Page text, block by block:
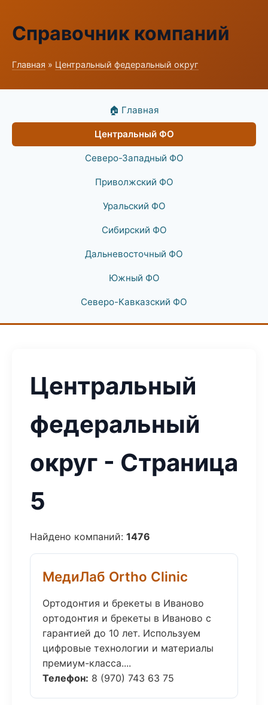
Справочник компаний
Главная » Центральный федеральный округ
🏠 Главная
Центральный ФО
Северо-Западный ФО
Приволжский ФО
Уральский ФО
Сибирский ФО
Дальневосточный ФО
Южный ФО
Северо-Кавказский ФО
Центральный
федеральный
округ - Страница
5
Найдено компаний: 1476
МедиЛаб Ortho Clinic
Ортодонтия и брекеты в Иваново
ортодонтия и брекеты в Иваново с
гарантией до 10 лет. Используем
цифровые технологии и материалы
премиум-класса....
Телефон: 8 (970) 743 63 75